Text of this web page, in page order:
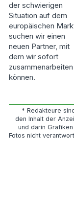
der schwierigen
Situation auf dem
europäischen
suchen wir einen
neuen Partner, mit
dem wir sofort
zusammenarbeiten
können.
* Redakteure
den Inhalt der
und darin Grafiken
Fotos nicht